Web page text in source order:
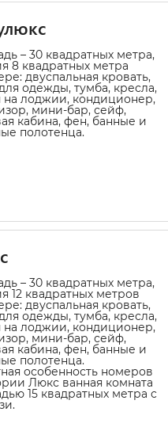
– 30 квадратных метра,
8 квадратных метра
двуспальная кровать,
одежды, тумба, кресла,
на лоджии, кондиционер,
мини-бар, сейф,
кабина, фен, банные и
полотенца.
– 30 квадратных метра,
12 квадратных метров
двуспальная кровать,
одежды, тумба, кресла,
на лоджии, кондиционер,
мини-бар, сейф,
кабина, фен, банные и
полотенца.
особенность номеров
Люкс ванная комната
15 квадратных метра с